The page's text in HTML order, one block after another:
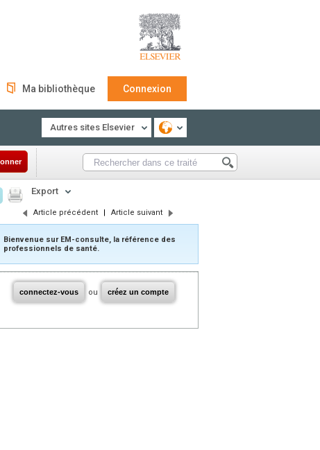
Ma bibliothèque Connexion
Autres sites Elsevier
Export
Article précédent | Article suivant
Bienvenue sur EM-consulte, la référence des
professionnels de santé.
connectez-vous ou créez un compte